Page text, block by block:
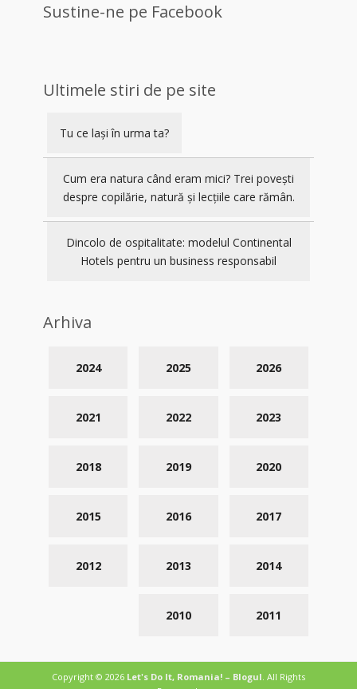
Sustine-ne pe Facebook
Ultimele stiri de pe site
Tu ce lași în urma ta?
Cum era natura când eram mici? Trei povești
despre copilărie, natură și lecțiile care rămân.
Dincolo de ospitalitate: modelul Continental
Hotels pentru un business responsabil
Arhiva
2026
2025
2024
2023
2022
2021
2020
2019
2018
2017
2016
2015
2014
2013
2012
2011
2010
Copyright © 2026 Let's Do It, Romania! – Blogul. All Rights